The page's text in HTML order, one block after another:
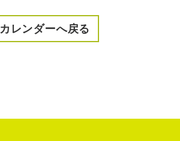
カレンダーへ戻る